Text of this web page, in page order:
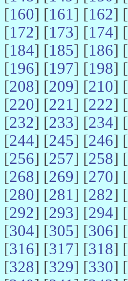
[160] [161] [162] [
[172] [173] [174] [
[184] [185] [186] [
[196] [197] [198] [
[208] [209] [210] [
[220] [221] [222] [
[232] [233] [234] [
[244] [245] [246] [
[256] [257] [258] [
[268] [269] [270] [
[280] [281] [282] [
[292] [293] [294] [
[304] [305] [306] [
[316] [317] [318] [
[328] [329] [330] [